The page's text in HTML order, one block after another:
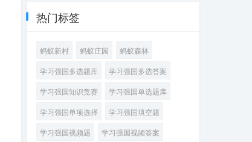
民群众的血肉联
系，坚持严的基
全面从严治党体
系，以党的政治
建设为统领，全
面推进党的各方
面建设，充分激
动性创造性，不
净化、自我完
从严治党的重大
意义，坚定信
心，保持定力，
以____把新时代
全面从严治党宝
运用好，把党的
问题整治好、解
经济工作。中共
中央总书记习近
高党内法规
____，党员不仅
法规，而且要严
规，对自己提出
本领恐慌、本领
____的底线，就
责任，守住自己
守住正确的人生
导干部都必须把
____当作政治必
修课来认真对
待，决不能把权
力变成牟取个人
最关键的纪律，
律是遵守党的全
础。政治纪律是
各级党组织和全
体党员在____、
____、____、
____、____方面
热门标签
蚂蚁新村 蚂蚁庄园
蚂蚁森林
学习强国多选题库
学习强国多选答案
学习强国知识竞赛
学习强国单选题库
学习强国单项选择
学习强国填空题
学习强国视频题
学习强国视频答案